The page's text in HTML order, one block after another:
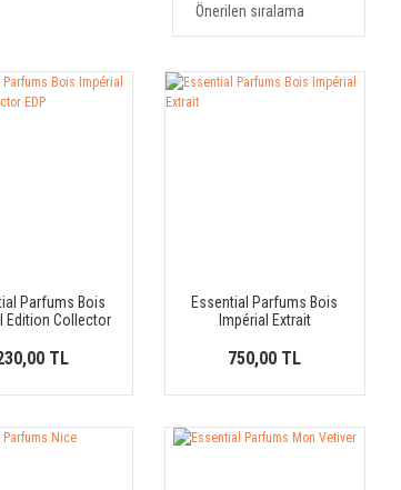
Parfums Bois
Edition Collector
TL
Essential Parfums Bois
Impérial Extrait
750,00 TL